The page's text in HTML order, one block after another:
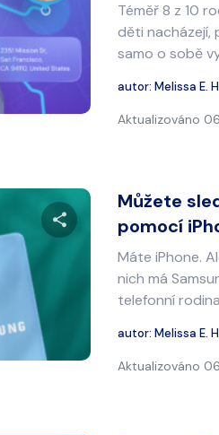
Sdílet tento
Facebook
Téměř 8 z 10
děti nacházejí,
samo o sobě
autor:Melissa E.
Aktualizováno
Sdílet tento
Facebook
Můžete
pomocí
Máte iPhone.
nich má
telefonní
autor:Melissa E.
Aktualizováno